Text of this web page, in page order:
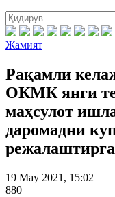
Жамият
Рақамли
ОКМК янги
маҳсулот
даромадни
19 May 2021, 15:02
880